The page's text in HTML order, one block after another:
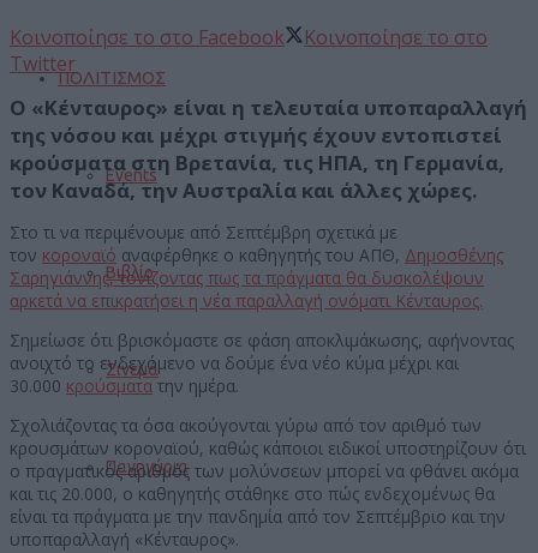
ΠΟΛΙΤΙΣΜΟΣ
Events
Βιβλίο
Σινεμά
Πανηγύρια
Κοινοποίησε το στο Facebook
Κοινοποίησε το στο
Twitter
Ο «Κένταυρος» είναι η τελευταία υποπαραλλαγή
της νόσου και μέχρι στιγμής έχουν εντοπιστεί
κρούσματα στη Βρετανία, τις ΗΠΑ, τη Γερμανία,
τον Καναδά, την Αυστραλία και άλλες χώρες.
Στο τι να περιμένουμε από Σεπτέμβρη σχετικά με
τον κοροναϊό αναφέρθηκε ο καθηγητής του ΑΠΘ, Δημοσθένης
Σαρηγιάννης, τονίζοντας πως τα πράγματα θα δυσκολέψουν
αρκετά να επικρατήσει η νέα παραλλαγή ονόματι Κένταυρος.
Σημείωσε ότι βρισκόμαστε σε φάση αποκλιμάκωσης, αφήνοντας
ανοιχτό το ενδεχόμενο να δούμε ένα νέο κύμα μέχρι και
30.000 κρούσματατην ημέρα.
Σχολιάζοντας τα όσα ακούγονται γύρω από τον αριθμό των
κρουσμάτων κοροναϊού, καθώς κάποιοι ειδικοί υποστηρίζουν ότι
ο πραγματικός αριθμός των μολύνσεων μπορεί να φθάνει ακόμα
και τις 20.000, ο καθηγητής στάθηκε στο πώς ενδεχομένως θα
είναι τα πράγματα με την πανδημία από τον Σεπτέμβριο και την
υποπαραλλαγή «Κένταυρος».